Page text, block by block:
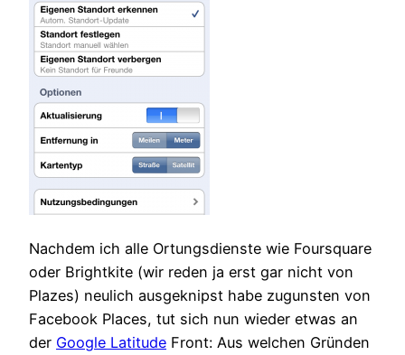
Nachdem ich alle Ortungsdienste wie Foursquare
oder Brightkite (wir reden ja erst gar nicht von
Plazes) neulich ausgeknipst habe zugunsten von
Facebook Places, tut sich nun wieder etwas an
der Google Latitude Front: Aus welchen Gründen